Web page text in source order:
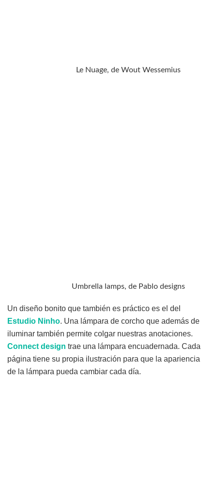
Le Nuage, de Wout Wessemius
Umbrella lamps, de Pablo designs
Un diseño bonito que también es práctico es el del
Estudio Ninho. Una lámpara de corcho que además de
iluminar también permite colgar nuestras anotaciones.
Connect design trae una lámpara encuadernada. Cada
página tiene su propia ilustración para que la apariencia
de la lámpara pueda cambiar cada día.